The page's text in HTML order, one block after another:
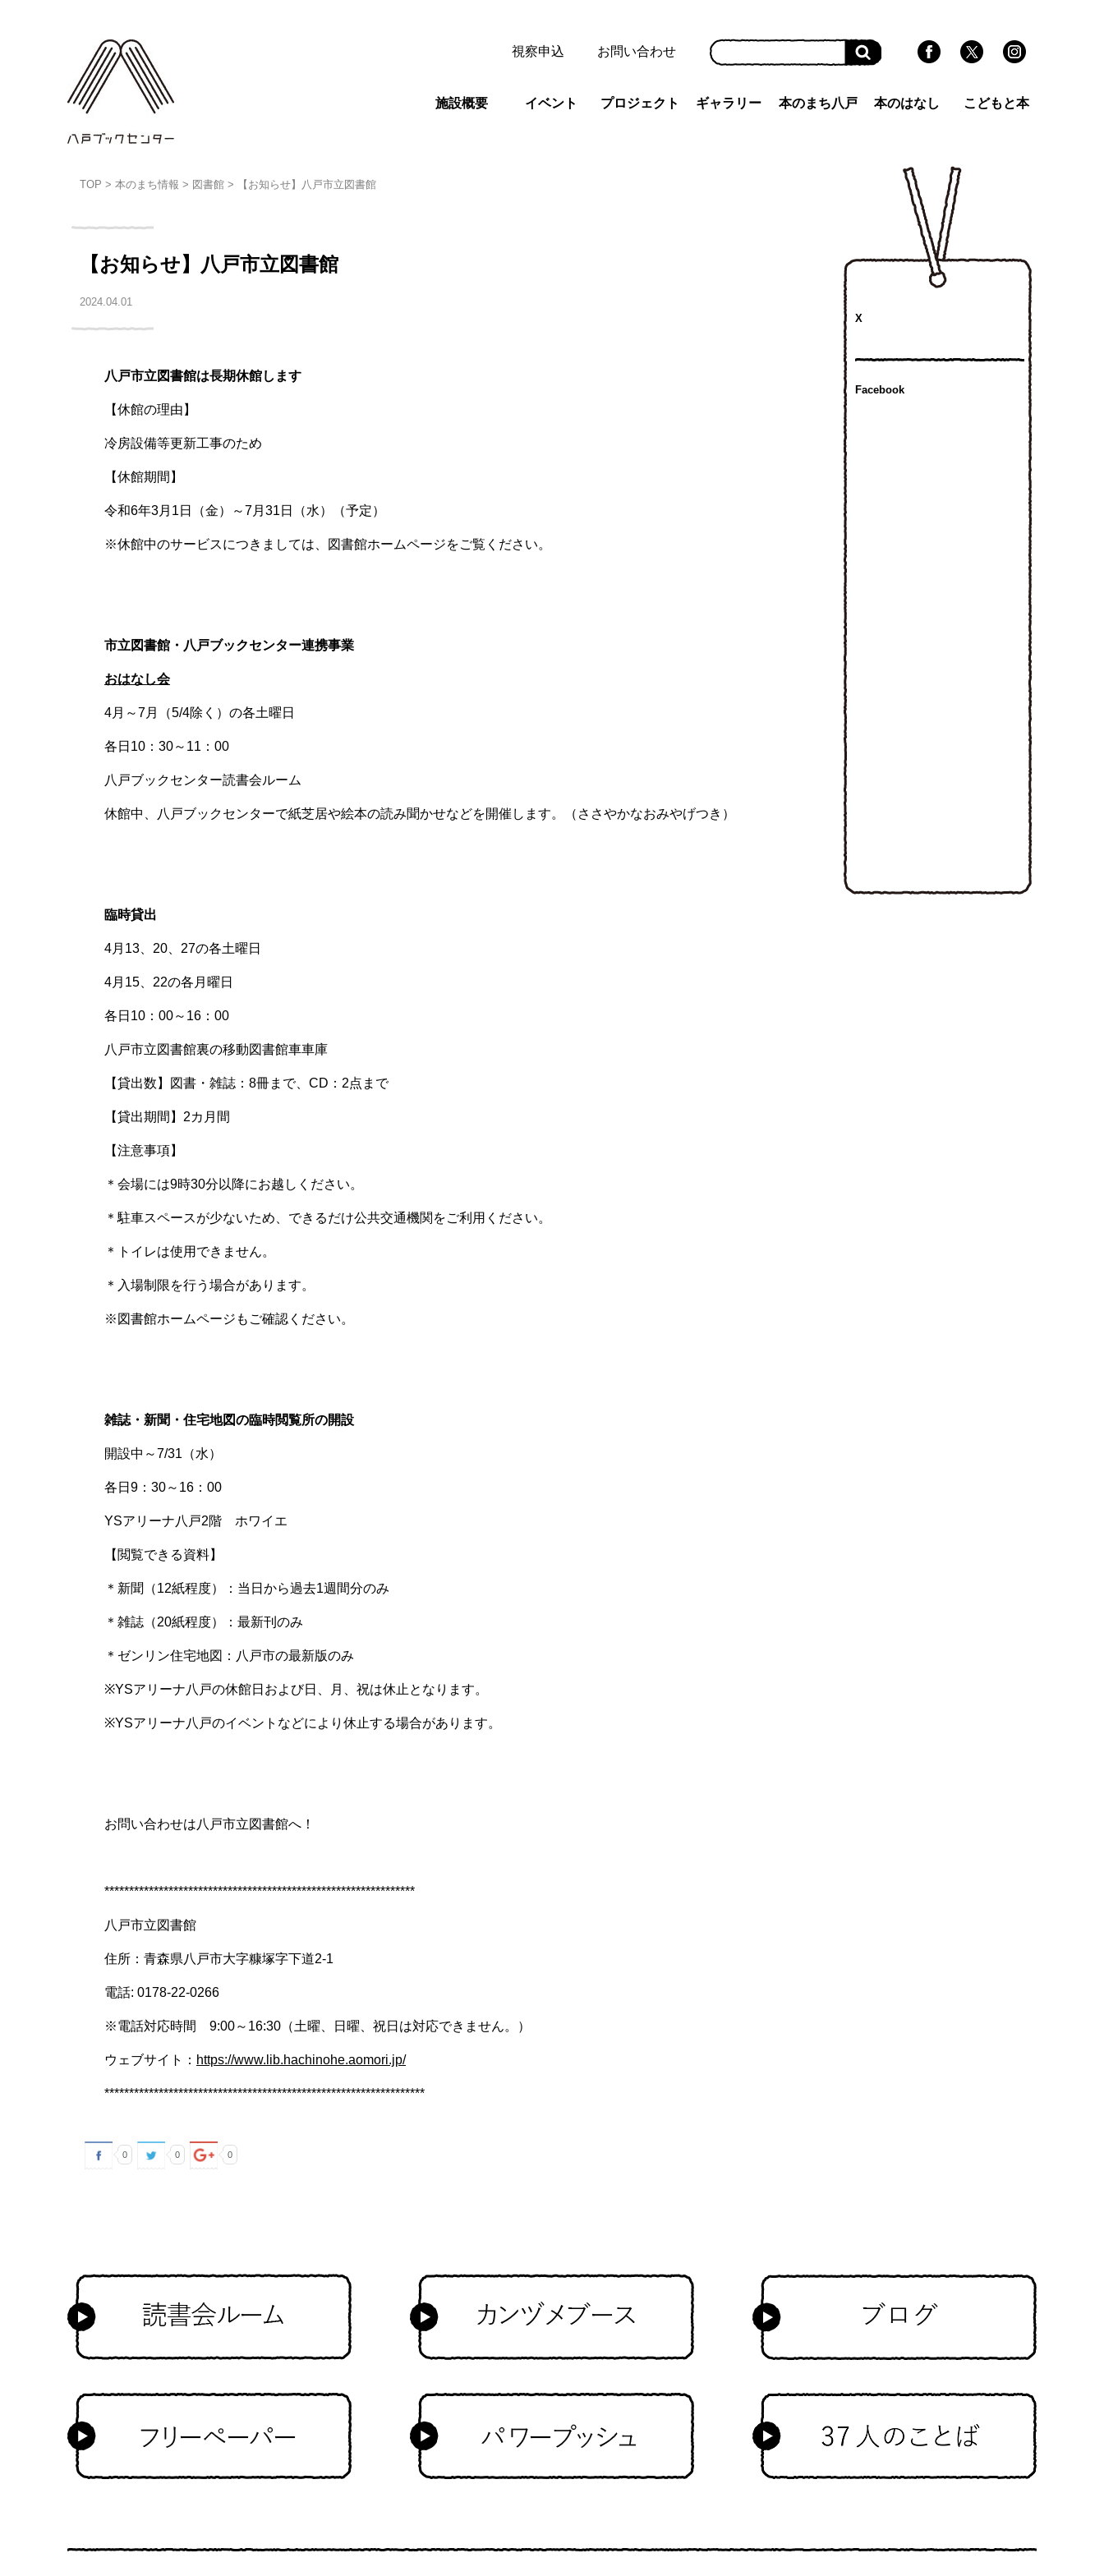
視察申込 お問い合わせ
施設概要 イベント プロジェクト ギャラリー 本のまち八戸 本のはなし こどもと本
TOP > 本のまち情報 > 図書館 > 【お知らせ】八戸市立図書館
【お知らせ】八戸市立図書館
2024.04.01
八戸市立図書館は長期休館します
【休館の理由】
冷房設備等更新工事のため
【休館期間】
令和6年3月 1 日（金）～7月 31 日（水） （予定）
※休館中のサービスにつきましては、図書館ホームページをご覧ください。
市立図書館・八戸ブックセンター連携事業
おはなし会
4月～7月（5/4除く）の各土曜日
各日 10 ： 30～ 11 ： 00
八戸ブックセンター読書会ルーム
休館中、八戸ブックセンターで紙芝居や絵本の読み聞かせなどを開催します。（ささやかなおみやげつき）
臨時貸出
4月 13 20 27の各土曜日
4月 15 22の各月曜日
各日 10 ： 00～ 16 ： 00
八戸市立図書館裏の移動図書館車車庫
【貸出数】図書・雑誌： 8冊まで、 CD ： 2点まで
【貸出期間】 2カ月間
【注意事項】
＊会場には9時30分以降にお越しください。
＊駐車スペースが少ないため、できるだけ公共交通機関をご利用ください。
＊トイレは使用できません。
＊入場制限を行う場合があります。
※ 図書館ホームページもご確認ください。
雑誌・新聞・住宅地図の臨時閲覧所の開設
開設中～7/31 （水）
各日 9 ： 30～ 16 ： 00
YSアリーナ八戸2階 ホワイエ
【閲覧できる資料】
＊新聞（12紙程度）：当日から過去1週間分のみ
＊雑誌（20紙程度）：最新刊のみ
＊ゼンリン住宅地図：八戸市の最新版のみ
※YSアリーナ八戸の休館日および日、月、祝は休止 となります。
※YSアリーナ八戸のイベントなどにより休止する場合があります。
お問い合わせは八戸市立図書館へ！
***************************************************************
八戸市立図書館
住所：青森県八戸市大字糠塚字下道2-1
電話: 0178-22-0266
※電話対応時間 9:00～ 16:30 （土曜、日曜、祝日は対応できません。）
ウェブサイト： https://www.lib.hachinohe.aomori.jp/
*****************************************************************
0 0 0
X
Facebook